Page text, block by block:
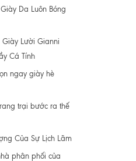
Da Luôn Bóng
Lười Gianni
Cá Tính
ngay giày hè
trại bước ra thế
Của Sự Lịch Lãm
phân phối của